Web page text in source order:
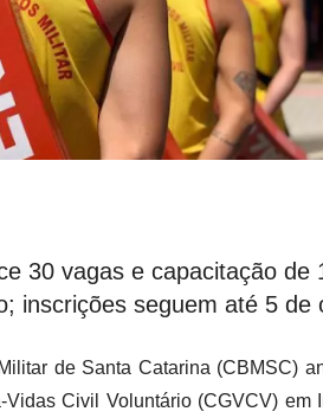
30 vagas e capacitação de
inscrições seguem até 5 de
de Santa Catarina (CBMSC)
Civil Voluntário (CGVCV) em